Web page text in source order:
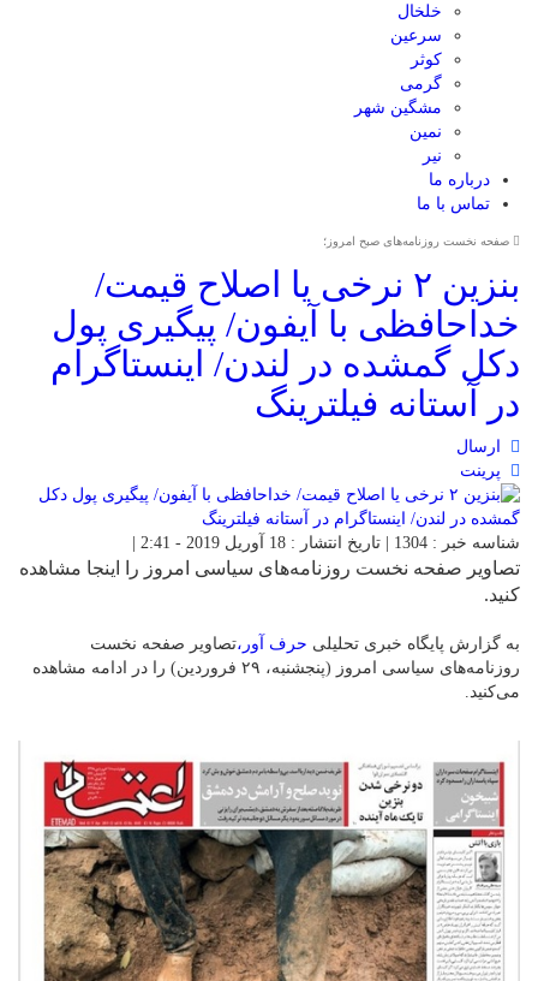
خلخال
سرعین
کوثر
گرمی
مشگین شهر
نمین
نیر
درباره ما
تماس با ما
صفحه نخست روزنامه‌های صبح امروز؛
بنزین ۲ نرخی یا اصلاح قیمت/
خداحافظی با آیفون/ پیگیری پول
دکل گمشده در لندن/ اینستاگرام
در آستانه فیلترینگ
ارسال
پرینت
شناسه خبر : 1304 | تاریخ انتشار : 18 آوریل 2019 - 2:41 |
تصاویر صفحه نخست روزنامه‌های سیاسی امروز را اینجا مشاهده
کنید.
به گزارش پایگاه خبری تحلیلی حرف آور،تصاویر صفحه نخست
روزنامه‌های سیاسی امروز (پنجشنبه، ۲۹ فروردین) را در ادامه مشاهده
می‌کنید.